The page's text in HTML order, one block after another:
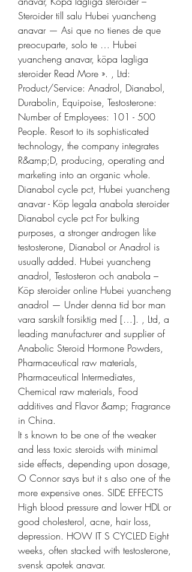
Steroider till salu Hubei yuancheng
anavar — Asi que no tienes de que
preocuparte, solo te … Hubei
yuancheng anavar, köpa lagliga
steroider Read More ». , Ltd:
Product/Service: Anadrol, Dianabol,
Durabolin, Equipoise, Testosterone:
Number of Employees: 101 - 500
People. Resort to its sophisticated
technology, the company integrates
R&amp;D, producing, operating and
marketing into an organic whole.
Dianabol cycle pct, Hubei yuancheng
anavar - Köp legala anabola steroider
Dianabol cycle pct For bulking
purposes, a stronger androgen like
testosterone, Dianabol or Anadrol is
usually added. Hubei yuancheng
anadrol, Testosteron och anabola –
Köp steroider online Hubei yuancheng
anadrol — Under denna tid bor man
vara sarskilt forsiktig med […]. , Ltd, a
leading manufacturer and supplier of
Anabolic Steroid Hormone Powders,
Pharmaceutical raw materials,
Pharmaceutical Intermediates,
Chemical raw materials, Food
additives and Flavor &amp; Fragrance
in China.
It s known to be one of the weaker
and less toxic steroids with minimal
side effects, depending upon dosage,
O Connor says but it s also one of the
more expensive ones. SIDE EFFECTS
High blood pressure and lower HDL or
good cholesterol, acne, hair loss,
depression. HOW IT S CYCLED Eight
weeks, often stacked with testosterone,
svensk apotek anavar.